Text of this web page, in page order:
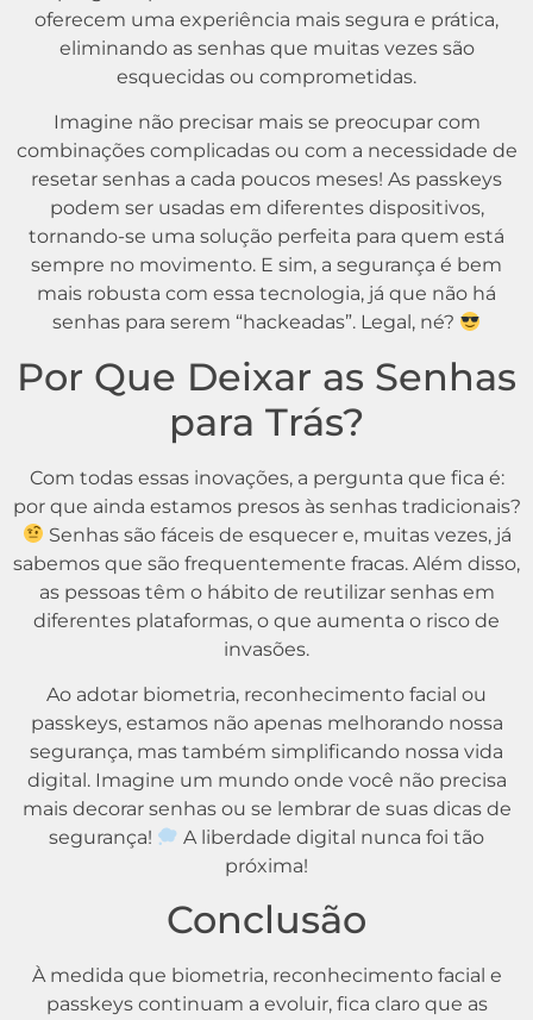
oferecem uma experiência mais segura e prática,
eliminando as senhas que muitas vezes são
esquecidas ou comprometidas.
Imagine não precisar mais se preocupar com
combinações complicadas ou com a necessidade de
resetar senhas a cada poucos meses! As passkeys
podem ser usadas em diferentes dispositivos,
tornando-se uma solução perfeita para quem está
sempre no movimento. E sim, a segurança é bem
mais robusta com essa tecnologia, já que não há
senhas para serem “hackeadas”. Legal, né?
Por Que Deixar as Senhas
para Trás?
Com todas essas inovações, a pergunta que fica é:
por que ainda estamos presos às senhas tradicionais?
Senhas são fáceis de esquecer e, muitas vezes, já
sabemos que são frequentemente fracas. Além disso,
as pessoas têm o hábito de reutilizar senhas em
diferentes plataformas, o que aumenta o risco de
invasões.
Ao adotar biometria, reconhecimento facial ou
passkeys, estamos não apenas melhorando nossa
segurança, mas também simplificando nossa vida
digital. Imagine um mundo onde você não precisa
mais decorar senhas ou se lembrar de suas dicas de
segurança!
A liberdade digital nunca foi tão
próxima!
Conclusão
À medida que biometria, reconhecimento facial e
passkeys continuam a evoluir, fica claro que as